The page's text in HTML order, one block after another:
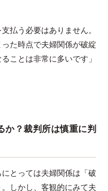
払う必要はありません。
た時点で夫婦関係が破綻
ことは非常に多いです」
か？裁判所は慎重に判
とっては夫婦関係は「破
しかし、客観的にみて夫